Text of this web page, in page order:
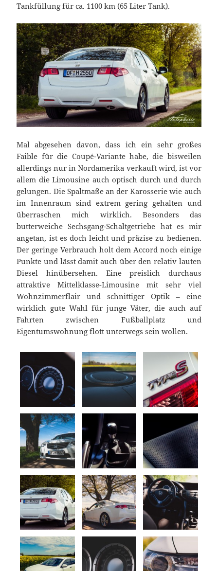
Tankfüllung für ca. 1100 km (65 Liter Tank).
Mal abgesehen davon, dass ich ein sehr großes
Faible für die Coupé-Variante habe, die bisweilen
allerdings nur in Nordamerika verkauft wird, ist vor
allem die Limousine auch optisch durch und durch
gelungen. Die Spaltmaße an der Karosserie wie auch
im Innenraum sind extrem gering gehalten und
überraschen mich wirklich. Besonders das
butterweiche Sechsgang-Schaltgetriebe hat es mir
angetan, ist es doch leicht und präzise zu bedienen.
Der geringe Verbrauch holt dem Accord noch einige
Punkte und lässt damit auch über den relativ lauten
Diesel hinübersehen. Eine preislich durchaus
attraktive Mittelklasse-Limousine mit sehr viel
Wohnzimmerflair und schnittiger Optik – eine
wirklich gute Wahl für junge Väter, die auch auf
Fahrten zwischen Fußballplatz und
Eigentumswohnung flott unterwegs sein wollen.